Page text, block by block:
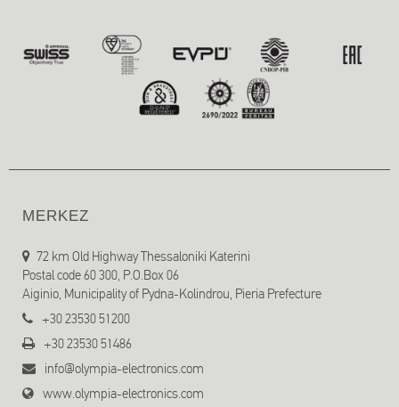
MERKEZ
72 km Old Highway Thessaloniki Katerini
Postal code 60 300, P.O.Box 06
Aiginio, Municipality of Pydna-Kolindrou, Pieria Prefecture
+30 23530 51200
+30 23530 51486
info@olympia-electronics.com
www.olympia-electronics.com